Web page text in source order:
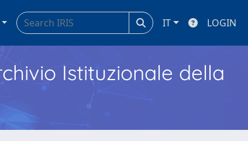
IT LOGIN
Istituzionale della